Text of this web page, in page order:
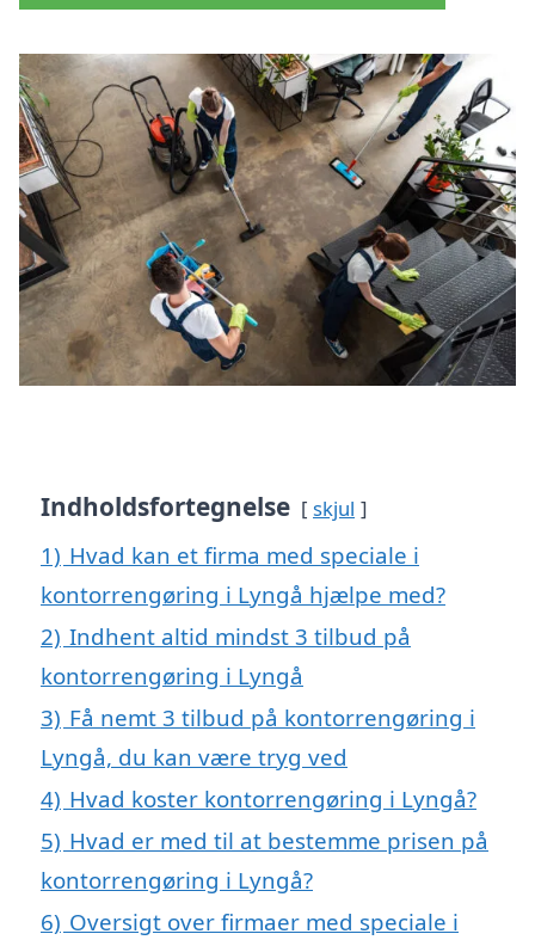
Indholdsfortegnelse skjul
1) Hvad kan et firma med speciale i
kontorrengøring i Lyngå hjælpe med?
2) Indhent altid mindst 3 tilbud på
kontorrengøring i Lyngå
3) Få nemt 3 tilbud på kontorrengøring i
Lyngå, du kan være tryg ved
4) Hvad koster kontorrengøring i Lyngå?
5) Hvad er med til at bestemme prisen på
kontorrengøring i Lyngå?
6) Oversigt over firmaer med speciale i